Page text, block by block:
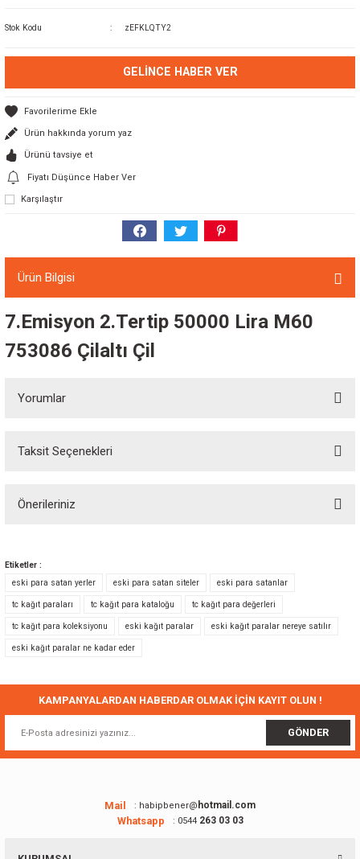
Stok Kodu zEFKLQTY2
GELINCE HABER VER
Ürün hakkında yorum yaz
Ürünü tavsiye et
Fiyatı Düşünce Haber Ver
Karşılaştır
Ürün Bilgisi
7.Emisyon 2.Tertip 50000 Lira M60
753086 Çilaltı Çil
Yorumlar
Taksit Seçenekleri
Önerileriniz
Görüş ve önerileriniz için teşekkür ederiz.
Ürün resmi kalitesiz, bozuk veya görüntülenemiyor.
Ürün açıklamasında eksik bilgiler bulunuyor.
Ürün fiyatı diğer sitelerden daha pahalı.
Bu ürüne benzer farklı alternatifler olmalı.
Gönder
Etiketler :
eski para satan yerler
eski para satan siteler eski para satanlar
tc kağıt paraları tc kağıt para kataloğu tc kağıt para değerleri
tc kağıt para koleksiyonu eski kağıt paralar eski kağıt paralar nereye satılır
eski kağıt paralar ne kadar eder
KAMPANYALARDAN HABERDAR OLMAK İÇİN KAYIT OLUN !
GÖNDER
Mail : habipbener@ hotmail.com
Whatsapp : 0544263 03 03